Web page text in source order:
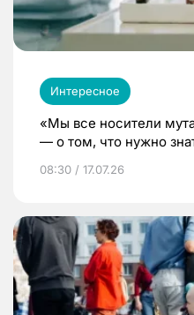
Интересное
«Мы все носители
— о том, что нужно
08:30 / 17.07.26